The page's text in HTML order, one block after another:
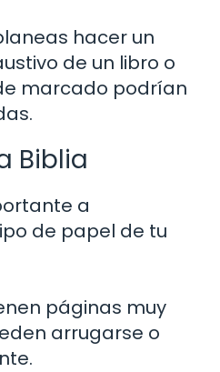
hacer un
de un libro o
marcado podrían
Biblia
a
de papel de tu
páginas muy
arrugarse o